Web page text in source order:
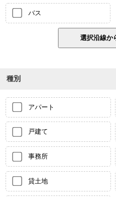
バス
種別
アパート
戸建て
事務所
貸土地